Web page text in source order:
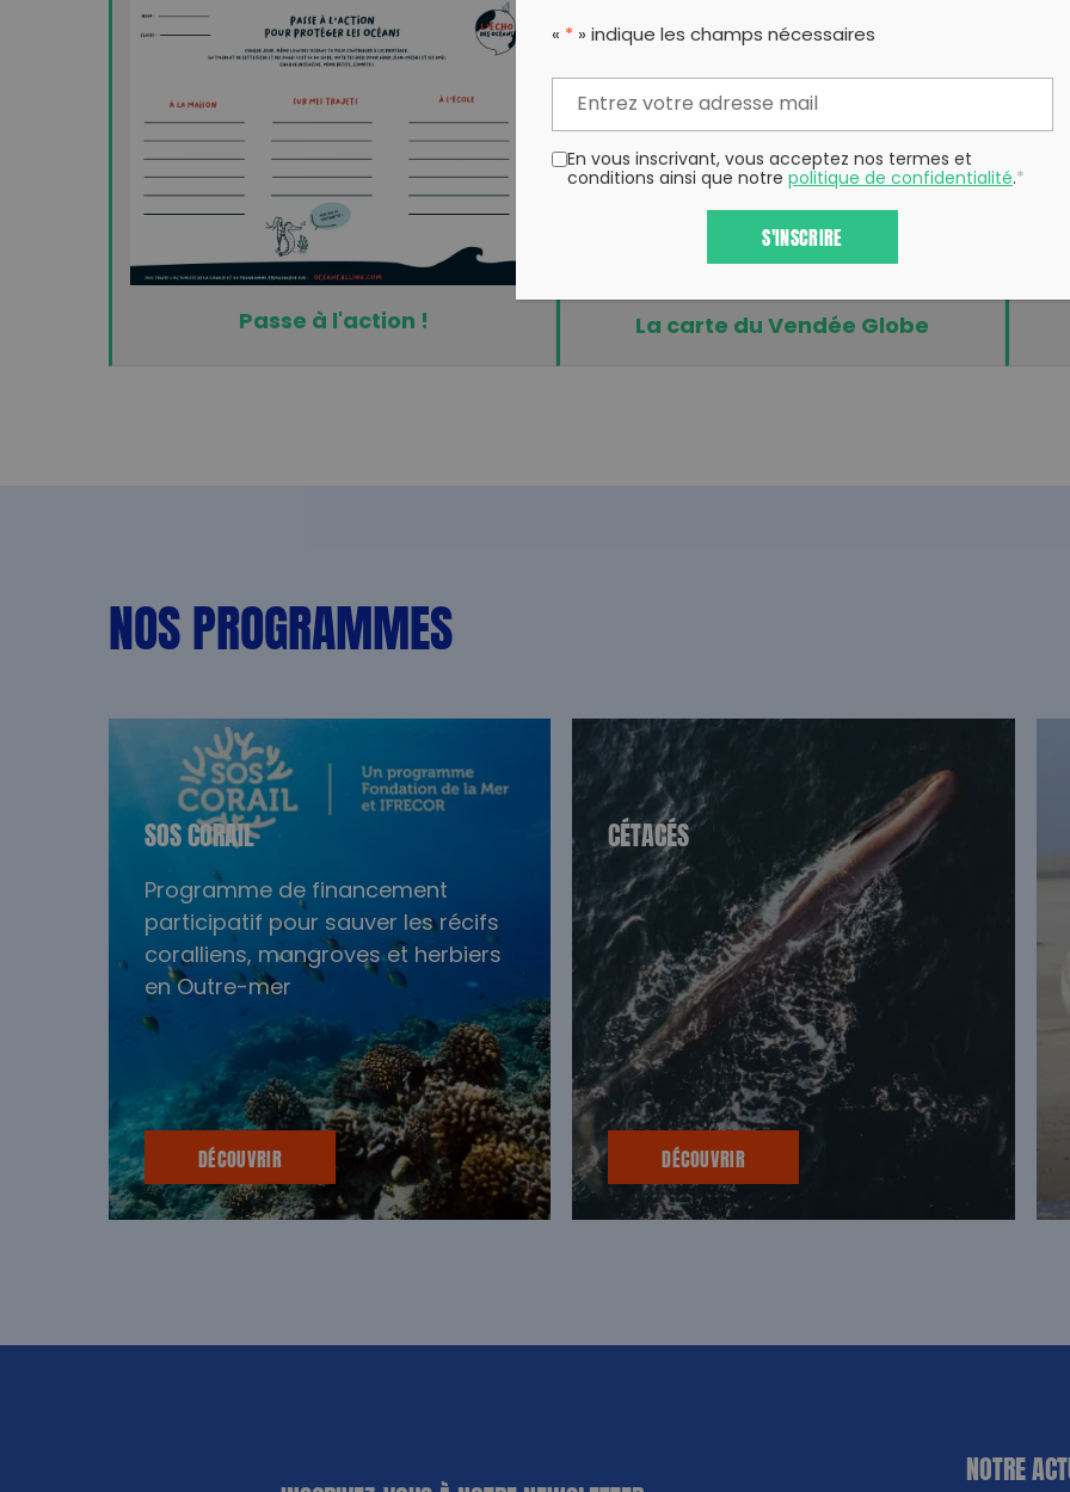
Passe à l'action ! La carte du Vendée Globe
NOS PROGRAMMES
SOS CORAIL
Programme de financement
participatif pour sauver les récifs
coralliens, mangroves et herbiers
en Outre-mer
DÉCOUVRIR
CÉTACÉS
DÉCOUVRIR
NOTRE
« * » indique les champs nécessaires
En vous inscrivant, vous acceptez nos termes et
conditions ainsi que notre politique de confidentialité.*
S'INSCRIRE